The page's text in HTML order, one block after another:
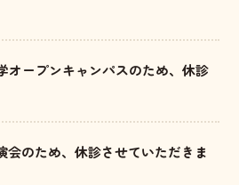
のため、休診させていただきま
ープンキャンパスのため、休診